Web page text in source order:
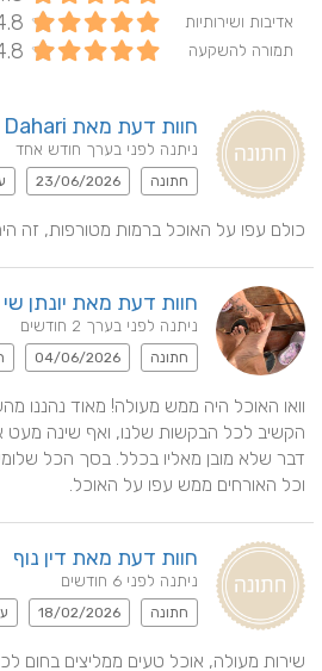
אדיבות ושירותיות
תמורה להשקעה
חוות דעת מאת Shoval Dahari
ניתנה לפני בערך חודש אחד
חתונה 23/06/2026
כולם עפו על האוכל ברמות מטורפות, זה
חוות דעת מאת יונתן שי
ניתנה לפני בערך 2 חודשים
חתונה 04/06/2026
וכל האורחים ממש עפו על האוכל.
חוות דעת מאת דין נוף
ניתנה לפני 6 חודשים
חתונה 18/02/2026
שירות מעולה, אוכל טעים ממליצים בחום